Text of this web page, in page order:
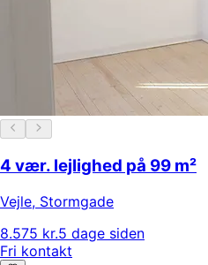
4 vær. lejlighed på 99 m²
Vejle, Stormgade
8.575 kr.5 dage siden
Fri kontakt